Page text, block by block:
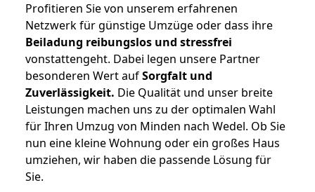
Profitieren Sie von unserem erfahrenen
Netzwerk für günstige Umzüge oder dass ihre
Beiladung reibungslos und stressfrei
vonstattengeht. Dabei legen unsere Partner
besonderen Wert aufSorgfalt und
Zuverlässigkeit. Die Qualität und unser breite
Leistungen machen uns zu der optimalen Wahl
für Ihren Umzug von Minden nach Wedel. Ob Sie
nun eine kleine Wohnung oder ein großes Haus
umziehen, wir haben die passende Lösung für
Sie.